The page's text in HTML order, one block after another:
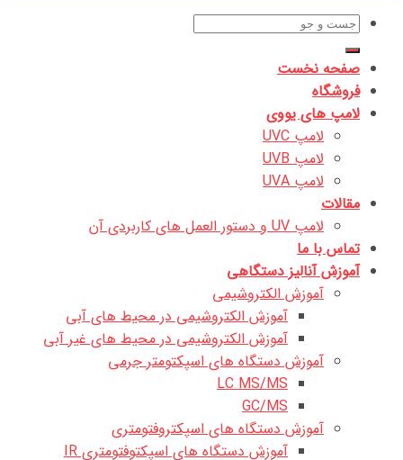
جستجو
برای:
صفحه نخست
فروشگاه
لامپ های یووی
لامپ UVC
لامپ UVB
لامپ UVA
مقالات
لامپ UV و دستور العمل های کاربردی آن
تماس با ما
آموزش آنالیز دستگاهی
آموزش الکتروشیمی
آموزش الکتروشیمی در محیط های آبی
آموزش الکتروشیمی در محیط های غیر آبی
آموزش دستگاه های اسپکتومتر جرمی
LC MS/MS
GC/MS
آموزش دستگاه های اسپکتروفتومتری
آموزش دستگاه های اسپکتوفتومتری IR